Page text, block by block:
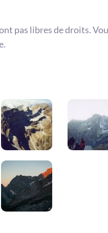
pas libres de droits.